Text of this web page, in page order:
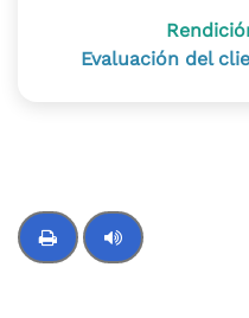
Evaluación del